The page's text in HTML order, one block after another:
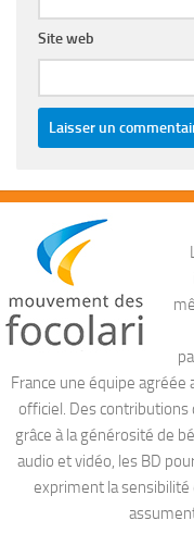
Site web
France une équipe
officiel. Des
grâce à la générosité de
audio et vidéo, les BD
expriment la sensibilité